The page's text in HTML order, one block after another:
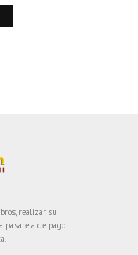
realizar su
pasarela de pago